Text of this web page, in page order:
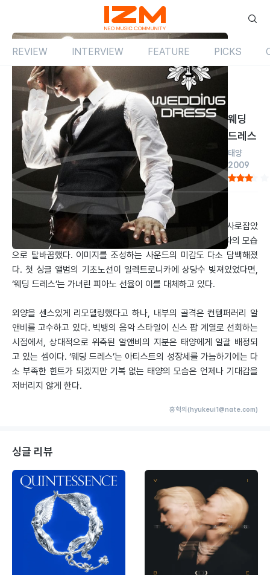
REVIEW INTERVIEW FEATURE PICKS
Review 싱글 국내
웨딩
드레스
태양
2009
by 홍혁의 2009.12.01
‘나만 바라봐’의 마초적인 이미지가 연령대를 불문한 여심을 사로잡았
다면, ‘웨딩 드레스’에서 태양은 애절한 호소력을 머금은 순정파의 모습
으로 탈바꿈했다. 이미지를 조성하는 사운드의 미감도 다소 담백해졌
다. 첫 싱글 앨범의 기초노선이 일렉트로니카에 상당수 빚져있었다면,
‘웨딩 드레스’는 가녀린 피아노 선율이 이를 대체하고 있다.
외양을 센스있게 리모델링했다고 하나, 내부의 골격은 컨템퍼러리 알
앤비를 고수하고 있다. 빅뱅의 음악 스타일이 신스 팝 계열로 선회하는
시점에서, 상대적으로 위축된 알앤비의 지분은 태양에게 일괄 배정되
고 있는 셈이다. ‘웨딩 드레스’는 아티스트의 성장세를 가늠하기에는 다
소 부족한 힌트가 되겠지만 기복 없는 태양의 모습은 언제나 기대감을
저버리지 않게 한다.
홍혁의(hyukeui1@nate.com)
싱글 리뷰